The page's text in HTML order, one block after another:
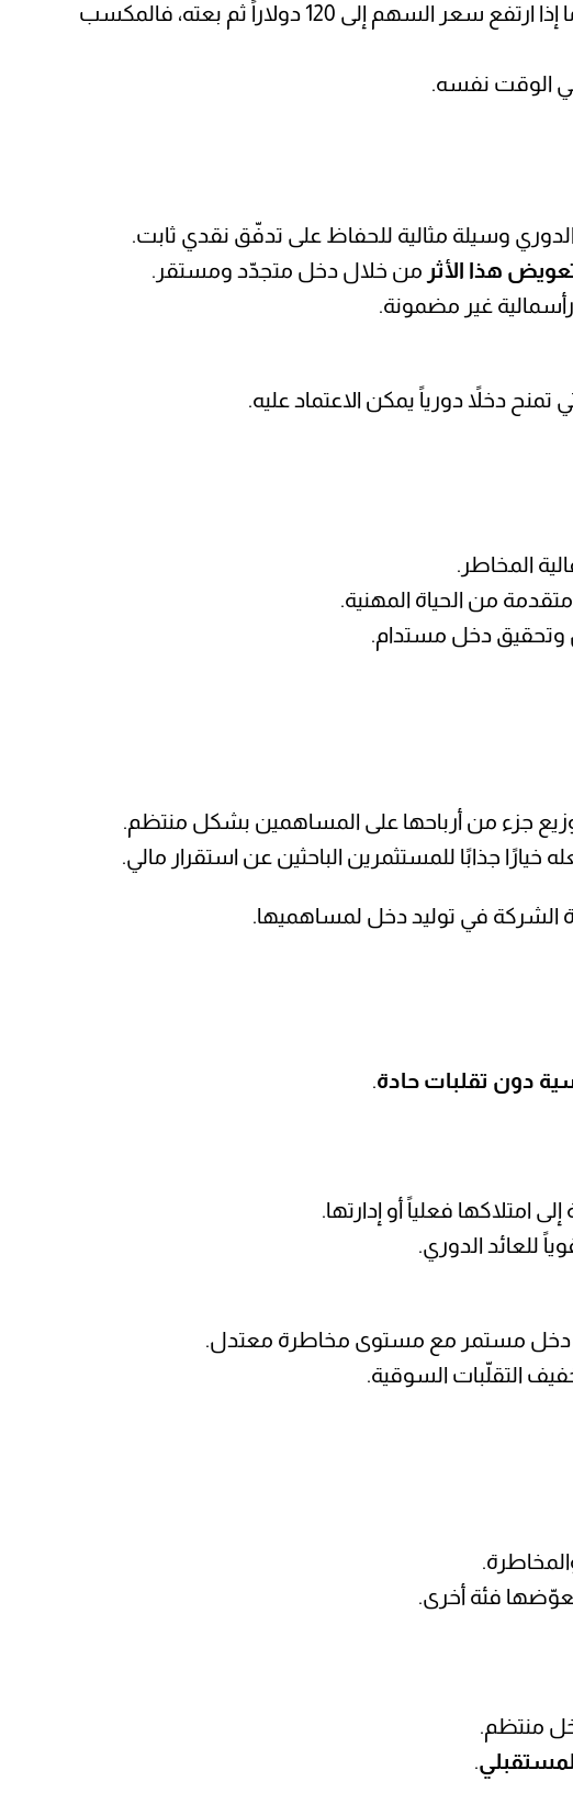
مثلاً: إذا اشتريت سهماً بقيمة 100 دولار يمنحك 5 دولارات سنوياً كتوزيع، فهذا هو العائد الدوري. أما إذا ارتفع سعر السهم إلى 120 دولاراً ثم بعته، فالمكسب
الوقت نفسه.
وسيلة مثالية للحفاظ على تدفّق نقدي ثابت.
هذا الأثر من خلال دخل متجدّد ومستقر.
غير مضمونة.
تمنح دخلاً دورياً يمكن الاعتماد عليه.
المخاطر.
من الحياة المهنية.
وتحقيق دخل مستدام.
جزء من أرباحها على المساهمين بشكل منتظم.
خيارًا جذابًا للمستثمرين الباحثين عن استقرار مالي.
الشركة في توليد دخل لمساهميها.
دون تقلبات حادة.
امتلاكها فعلياً أو إدارتها.
للعائد الدوري.
دخل مستمر مع مستوى مخاطرة معتدل.
التقلّبات السوقية.
فئة أخرى.
منتظم.
.